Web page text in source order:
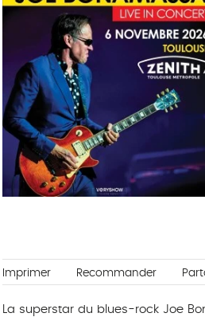
Imprimer Recommander
La superstar du blues-rock Joe